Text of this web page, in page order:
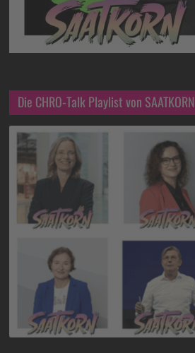
Die CHRO-Talk Playlist von SAATKORN